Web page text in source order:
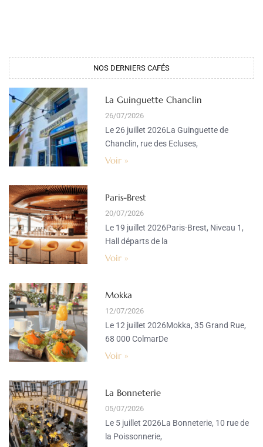
NOS DERNIERS CAFÉS​
La Guinguette Chanclin
26/07/2026
Le 26 juillet 2026La Guinguette de
Chanclin, rue des Ecluses,
Voir »
Paris-Brest
20/07/2026
Le 19 juillet 2026Paris-Brest, Niveau 1,
Hall départs de la
Voir »
Mokka
12/07/2026
Le 12 juillet 2026Mokka, 35 Grand Rue,
68 000 ColmarDe
Voir »
La Bonneterie
05/07/2026
Le 5 juillet 2026La Bonneterie, 10 rue de
la Poissonnerie,